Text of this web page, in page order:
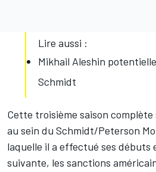
Lire aussi :
Mikhail Aleshin
Schmidt
Cette troisième saison
au sein du Schmidt/Peterson
laquelle il a effectué ses débuts
suivante, les sanctions